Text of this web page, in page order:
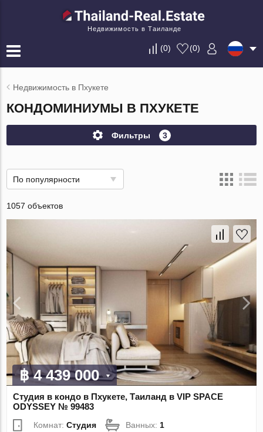
Недвижимость в Таиланде
(0) (0)
Недвижимость в Пхукете
КОНДОМИНИУМЫ В ПХУКЕТЕ
Фильтры 3
По популярности
1057 объектов
฿ 4 439 000
Студия в кондо в Пхукете, Таиланд в VIP SPACE
ODYSSEY № 99483
Комнат:Студия Ванных: 1